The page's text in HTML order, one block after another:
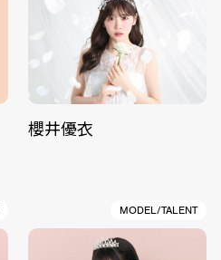
櫻井優衣
MODEL/TALENT